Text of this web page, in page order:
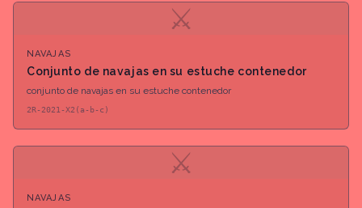
⚔
NAVAJAS
Conjunto de navajas en su estuche contenedor
conjunto de navajas en su estuche contenedor
2R-2021-X2(a-b-c)
⚔
NAVAJAS